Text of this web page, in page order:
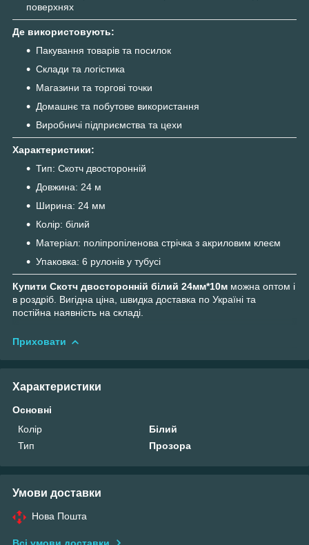
поверхнях
Де використовують:
Пакування товарів та посилок
Склади та логістика
Магазини та торгові точки
Домашнє та побутове використання
Виробничі підприємства та цехи
Характеристики:
Тип: Скотч двосторонній
Довжина: 24 м
Ширина: 24 мм
Колір: білий
Матеріал: поліпропіленова стрічка з акриловим клеєм
Упаковка: 6 рулонів у тубусі
Купити Скотч двосторонній білий 24мм*10м можна оптом і
в роздріб. Вигідна ціна, швидка доставка по Україні та
постійна наявність на складі.
Приховати
Характеристики
Основні
Колір
Білий
Тип
Прозора
Умови доставки
Нова Пошта
Всі умови доставки